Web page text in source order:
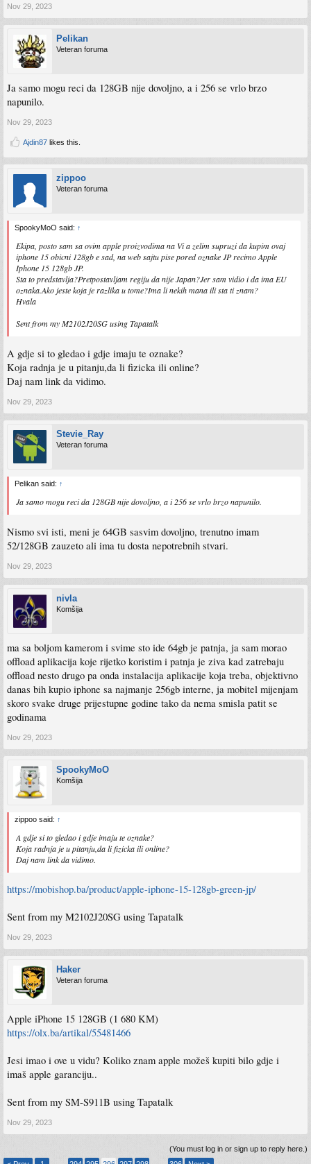
Nov 29, 2023
Pelikan
Veteran foruma
Ja samo mogu reci da 128GB nije dovoljno, a i 256 se vrlo brzo
napunilo.
Nov 29, 2023
Ajdin87 likes this.
zippoo
Veteran foruma
SpookyMoO said: ↑
Ekipa, posto sam sa ovim apple proizvodima na Vi a zelim supruzi da kupim ovaj
iphone 15 obicni 128gb e sad, na web sajtu pise pored oznake JP recimo Apple
Iphone 15 128gb JP.
Sta to predstavlja?Pretpostavljam regiju da nije Japan?Jer sam vidio i da ima EU
oznaka.Ako jeste koja je razlika u tome?Ima li nekih mana ili sta ti znam?
Hvala
Sent from my M2102J20SG using Tapatalk
A gdje si to gledao i gdje imaju te oznake?
Koja radnja je u pitanju,da li fizicka ili online?
Daj nam link da vidimo.
Nov 29, 2023
Stevie_Ray
Veteran foruma
Pelikan said: ↑
Ja samo mogu reci da 128GB nije dovoljno, a i 256 se vrlo brzo napunilo.
Nismo svi isti, meni je 64GB sasvim dovoljno, trenutno imam
52/128GB zauzeto ali ima tu dosta nepotrebnih stvari.
Nov 29, 2023
nivla
Komšija
ma sa boljom kamerom i svime sto ide 64gb je patnja, ja sam morao
offload aplikacija koje rijetko koristim i patnja je ziva kad zatrebaju
offload nesto drugo pa onda instalacija aplikacije koja treba, objektivno
danas bih kupio iphone sa najmanje 256gb interne, ja mobitel mijenjam
skoro svake druge prijestupne godine tako da nema smisla patit se
godinama
Nov 29, 2023
SpookyMoO
Komšija
zippoo said: ↑
A gdje si to gledao i gdje imaju te oznake?
Koja radnja je u pitanju,da li fizicka ili online?
Daj nam link da vidimo.
https://mobishop.ba/product/apple-iphone-15-128gb-green-jp/
Sent from my M2102J20SG using Tapatalk
Nov 29, 2023
Haker
Veteran foruma
Apple iPhone 15 128GB (1 680 KM)
https://olx.ba/artikal/55481466
Jesi imao i ove u vidu? Koliko znam apple možeš kupiti bilo gdje i
imaš apple garanciju..
Sent from my SM-S911B using Tapatalk
Nov 29, 2023
(You must log in or sign up to reply here.)